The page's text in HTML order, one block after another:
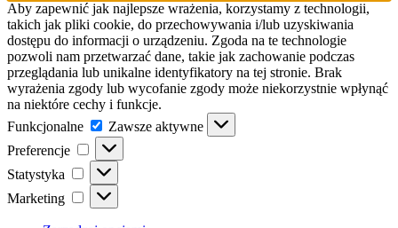
Aby zapewnić jak najlepsze wrażenia, korzystamy z technologii,
takich jak pliki cookie, do przechowywania i/lub uzyskiwania
dostępu do informacji o urządzeniu. Zgoda na te technologie
pozwoli nam przetwarzać dane, takie jak zachowanie podczas
przeglądania lub unikalne identyfikatory na tej stronie. Brak
wyrażenia zgody lub wycofanie zgody może niekorzystnie wpłynąć
na niektóre cechy i funkcje.
Funkcjonalne
Funkcjonalne
Zawsze aktywne
Preferencje
Preferencje
Statystyka Statystyka
Marketing Marketing